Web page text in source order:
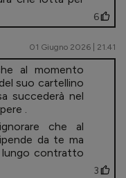
6
01 Giugno 2026 | 21.41
al momento
suo cartellino
succederà nel
.
che al
da te ma
contratto
3